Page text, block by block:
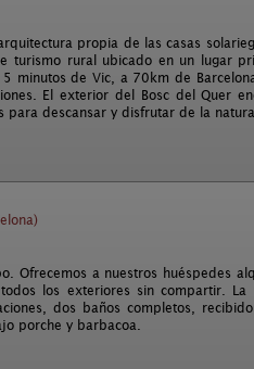
propia de las casas
turismo rural ubicado en un lugar
minutos de Vic, a 70km de
El exterior del Bosc del Quer
descansar y disfrutar de la
Ofrecemos a nuestros huéspedes
los exteriores sin compartir. La
dos baños completos,
porche y barbacoa.